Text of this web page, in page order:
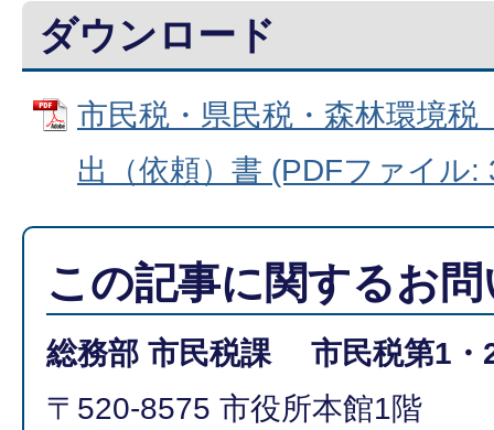
ダウンロード
市民税・県民税・森林環境
出（依頼）書 (PDFファイル:
この記事に関するお
総務部 市民税課 市民税第1・
〒520-8575 市役所本館1階